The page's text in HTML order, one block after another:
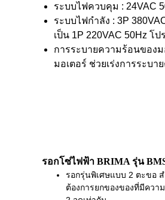
ระบบไฟควบคุม : 24VAC
ระบบไฟกำลัง : 3P
เป็น 1P 220VAC 50Hz โ
การระบายความร้อนของ
มอเตอร์ ช่วยเร่งการระบา
รอกโซ่ไฟฟ้า BRIMA รุ่น
รอกรุ่นพิเศษแบบ 2 ตะขอ
ต้องการยกของของที่มีควา